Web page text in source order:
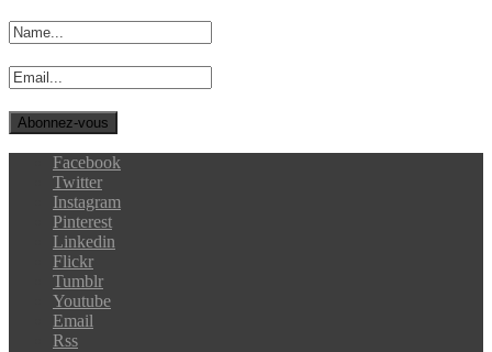
Facebook
Twitter
Instagram
Pinterest
Linkedin
Flickr
Tumblr
Youtube
Email
Rss